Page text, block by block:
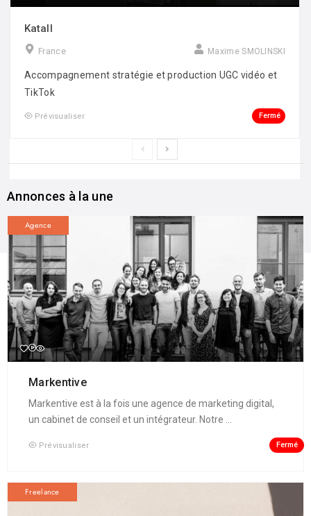
Katall
France Maxime SMOLINSKI
Accompagnement stratégie et production UGC vidéo et
TikTok
Prévisualiser Fermé
Annonces à la une
Agence
Markentive
Markentive est à la fois une agence de marketing digital,
un cabinet de conseil et un intégrateur. Notre ...
Prévisualiser Fermé
Freelance